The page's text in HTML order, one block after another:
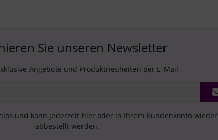
Sie unseren Newsletter
Angebote und Produktneuheiten per E-Mail
und kann jederzeit hier oder in Ihrem Kundenkonto wieder
abbestellt werden.